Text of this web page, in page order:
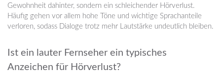
Gewohnheit dahinter, sondern ein schleichender Hörverlust.
Häufig gehen vor allem hohe Töne und wichtige Sprachanteile
verloren, sodass Dialoge trotz mehr Lautstärke undeutlich bleiben.
Ist ein lauter Fernseher ein typisches
Anzeichen für Hörverlust?